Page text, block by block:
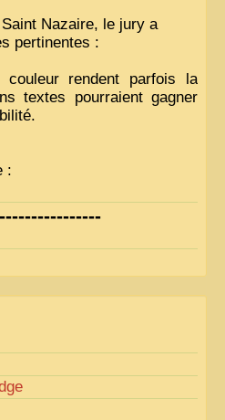
Nazaire, le jury a
pertinentes :
couleur rendent parfois la
textes pourraient gagner
:
les couleurs pour améliorer
intéresse !
le sait, la
mais nous y travaillons